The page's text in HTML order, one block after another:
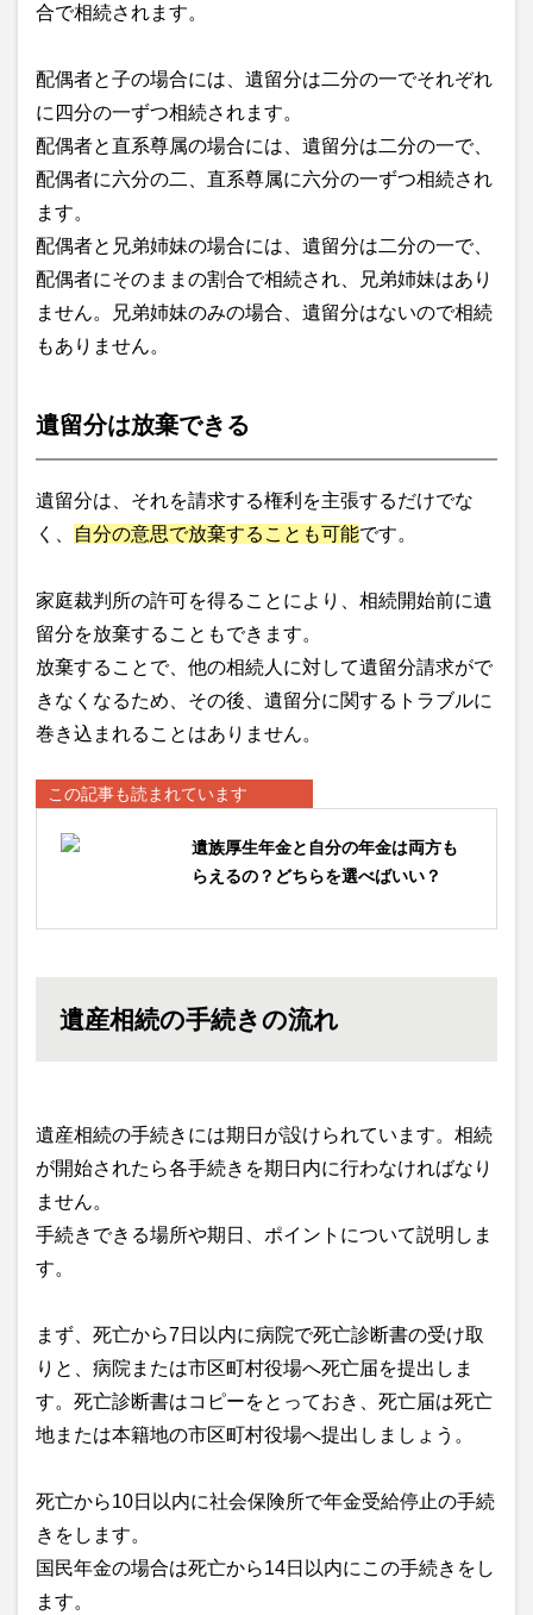
合で相続されます。
配偶者と子の場合には、遺留分は二分の一でそれぞれ
に四分の一ずつ相続されます。
配偶者と直系尊属の場合には、遺留分は二分の一で、
配偶者に六分の二、直系尊属に六分の一ずつ相続され
ます。
配偶者と兄弟姉妹の場合には、遺留分は二分の一で、
配偶者にそのままの割合で相続され、兄弟姉妹はあり
ません。兄弟姉妹のみの場合、遺留分はないので相続
もありません。
遺留分は放棄できる
遺留分は、それを請求する権利を主張するだけでな
く、
自分の意思で放棄することも可能です。
家庭裁判所の許可を得ることにより、相続開始前に遺
留分を放棄することもできます。
放棄することで、他の相続人に対して遺留分請求がで
きなくなるため、その後、遺留分に関するトラブルに
巻き込まれることはありません。
この記事も読まれています
遺族厚生年金と自分の年金は両方も
らえるの？どちらを選べばいい？
遺産相続の手続きの流れ
遺産相続の手続きには期日が設けられています。相続
が開始されたら各手続きを期日内に行わなければなり
ません。
手続きできる場所や期日、ポイントについて説明しま
す。
まず、死亡から7日以内に病院で死亡診断書の受け取
りと、病院または市区町村役場へ死亡届を提出しま
す。死亡診断書はコピーをとっておき、死亡届は死亡
地または本籍地の市区町村役場へ提出しましょう。
死亡から10日以内に社会保険所で年金受給停止の手続
きをします。
国民年金の場合は死亡から14日以内にこの手続きをし
ます。